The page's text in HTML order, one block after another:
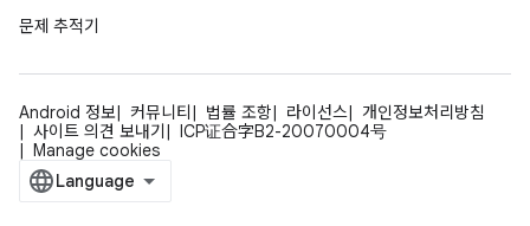
문제 추적기
Android 정보 커뮤니티 법률 조항 라이선스
개인정보처리방침
사이트 의견 보내기
ICP证合字B2-20070004号
Manage cookies